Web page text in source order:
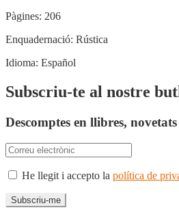
Pàgines: 206
Enquadernació: Rústica
Idioma: Español
Subscriu-te al nostre
Descomptes en llibres,
He llegit i accepto la política de